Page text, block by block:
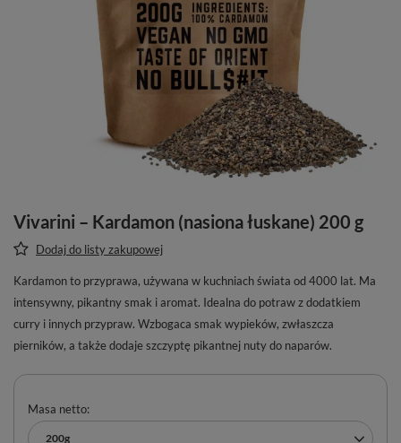
Vivarini – Kardamon (nasiona łuskane) 200 g
Dodaj do listy zakupowej
Kardamon to przyprawa, używana w kuchniach świata od 4000 lat. Ma
intensywny, pikantny smak i aromat. Idealna do potraw z dodatkiem
curry i innych przypraw. Wzbogaca smak wypieków, zwłaszcza
pierników, a także dodaje szczyptę pikantnej nuty do naparów.
Masa netto
200g